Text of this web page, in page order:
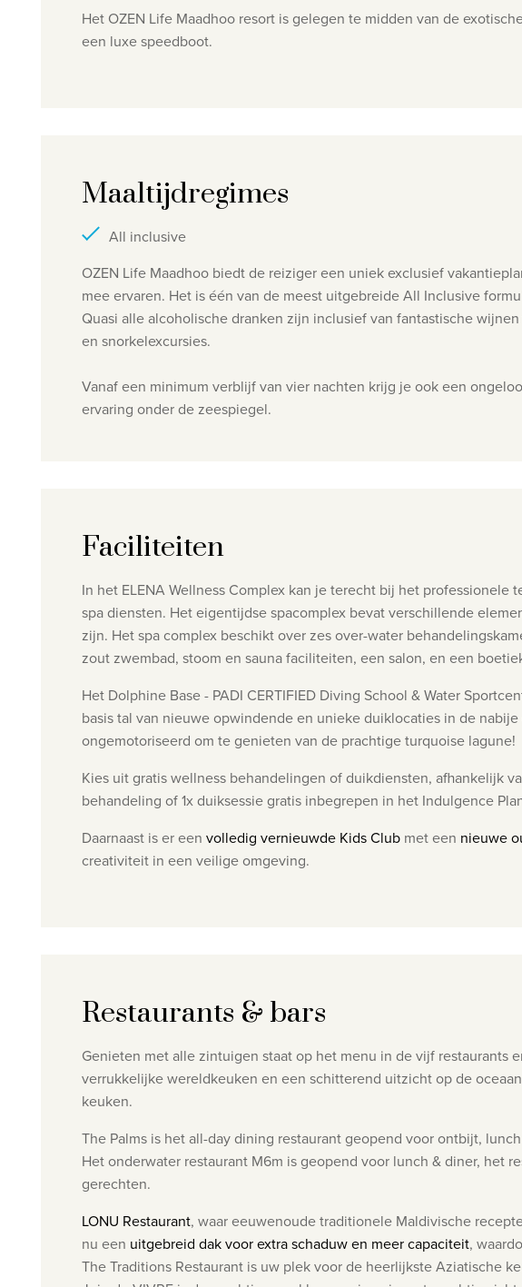
Het OZEN Life Maadhoo resort is gelegen te midden van de
een luxe speedboot.
Maaltijdregimes
All inclusive
OZEN Life Maadhoo biedt de reiziger een uniek exclusief
mee ervaren. Het is één van de meest uitgebreide All Inclusive formules in de Malediven. Deze formule omvat alle maaltijden in een fantastische dine-around formule.
Quasi alle alcoholische dranken zijn inclusief van fantastische
en snorkelexcursies.
Vanaf een minimum verblijf van vier nachten krijg je ook een
ervaring onder de zeespiegel.
Faciliteiten
In het ELENA Wellness Complex kan je terecht bij het professionele
spadiensten. Het eigentijdse spacomplex bevatverschillende
zijn. Het spa complex beschikt over zes over-water
zout zwembad, stoom en sauna faciliteiten, een salon, en een
Het Dolphine Base - PADI CERTIFIED Diving School & Water
basis tal van nieuwe opwindende en unieke duiklocaties in de
ongemotoriseerd om te genieten van de prachtige turquoise lagune!
Kies uit gratis wellness behandelingen of duikdiensten, afhankelijk
behandeling of 1x duiksessie gratis inbegrepen in het Indulgence
Daarnaast is er een volledig vernieuwde Kids Club met een nieuwe
creativiteit in een veilige omgeving.
Restaurants & bars
Genieten met alle zintuigen staat op het menu in de vijf restaurants
verrukkelijke wereldkeuken en een schitterend uitzicht op de
keuken.
The Palms is het all-day dining restaurant geopend voor ontbijt,
Het onderwater restaurant M6m is geopend voor lunch & diner, het
gerechten.
LONU Restaurant, waar eeuwenoude traditionele Maldivische
nu een uitgebreid dak voor extra schaduw en meer capaciteit,
The Traditions Restaurant is uw plek voor de heerlijkste Aziatische